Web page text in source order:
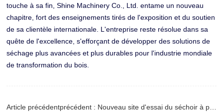
touche à sa fin, Shine Machinery Co., Ltd. entame un nouveau
chapitre, fort des enseignements tirés de l'exposition et du soutien
de sa clientèle internationale. L'entreprise reste résolue dans sa
quête de l'excellence, s'efforçant de développer des solutions de
séchage plus avancées et plus durables pour l'industrie mondiale
de transformation du bois.
Article précédentprécédent : Nouveau site d'essai du séchoir à placage à rouleaux Shine à 6 étages